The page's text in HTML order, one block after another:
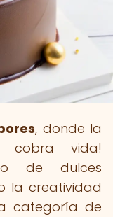
, donde la
cobra vida!
de dulces
la creatividad
categoría de